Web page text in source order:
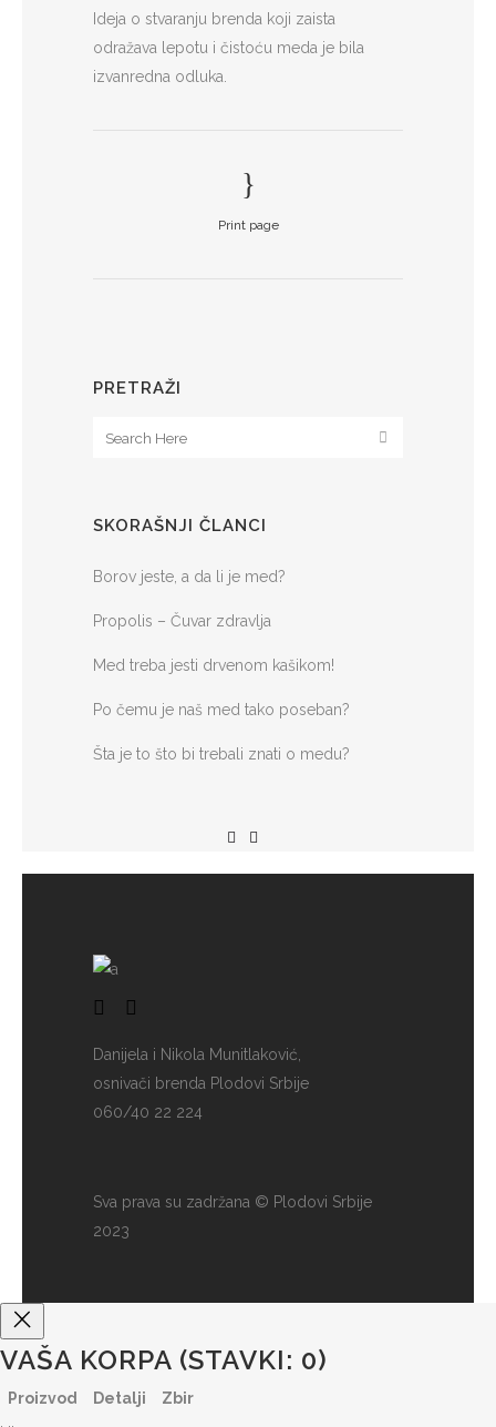
Ideja o stvaranju brenda koji zaista
odražava lepotu i čistoću meda je bila
izvanredna odluka.
Print page
PRETRAŽI
SKORAŠNJI ČLANCI
Borov jeste, a da li je med?
Propolis – Čuvar zdravlja
Med treba jesti drvenom kašikom!
Po čemu je naš med tako poseban?
Šta je to što bi trebali znati o medu?
Danijela i Nikola Munitlaković,
osnivači brenda Plodovi Srbije
060/40 22 224
Sva prava su zadržana © Plodovi Srbije
2023
VAŠA KORPA (STAVKI: 0)
Proizvod Detalji
Zbir